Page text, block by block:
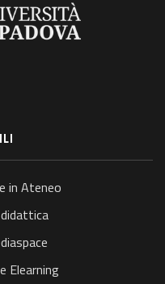
in Ateneo
Elearning